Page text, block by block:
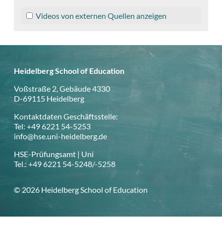
Videos von externen Quellen anzeigen
Heidelberg School of Education
Voßstraße 2, Gebäude 4330
D-69115 Heidelberg
Kontaktdaten Geschäftsstelle:
Tel: +49 6221 54-5253
info@hse.uni-heidelberg.de
HSE-Prüfungsamt | Uni
Tel.: +49 6221 54-5248/-5258
© 2026 Heidelberg School of Education